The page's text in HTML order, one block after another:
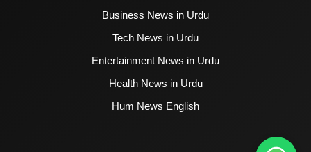
Business News in Urdu
Tech News in Urdu
Entertainment News in Urdu
Health News in Urdu
Hum News English